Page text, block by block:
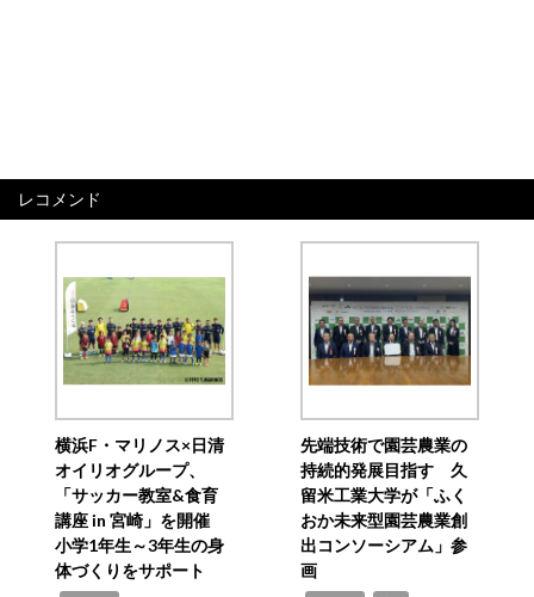
レコメンド
横浜F・マリノス×日清
オイリオグループ、
「サッカー教室&食育
講座 in 宮崎」を開催
小学1年生～3年生の身
体づくりをサポート
先端技術で園芸農業の
持続的発展目指す 久
留米工業大学が「ふく
おか未来型園芸農業創
出コンソーシアム」参
画